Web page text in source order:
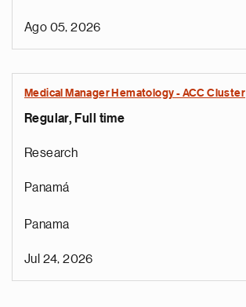
Ago 05, 2026
Medical Manager Hematology - ACC Cluster
Regular, Full time
Research
Panamá
Panama
Jul 24, 2026